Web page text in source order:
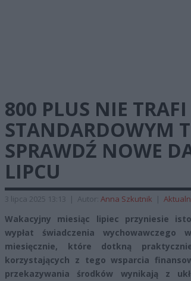
800 PLUS NIE
STANDARDOWYM
SPRAWDŹ NOWE
LIPCU
3 lipca 2025 13:13 | Autor: Anna Szkutnik |
Wakacyjny miesiąc lipiec przyniesie
wypłat świadczenia wychowawczego
miesięcznie, które dotkną
korzystających z tego wsparcia
przekazywania środków wynikają z